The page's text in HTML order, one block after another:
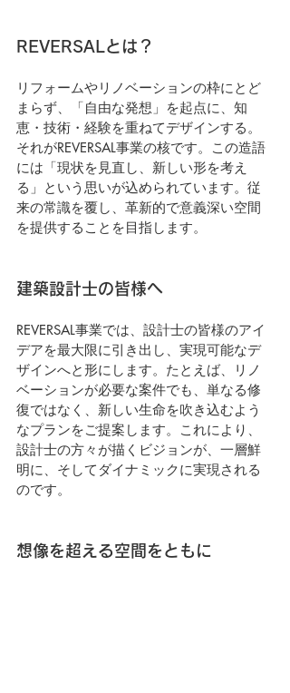
REVERSALとは？
リフォームやリノベーションの枠にとど
まらず、「自由な発想」を起点に、知
恵・技術・経験を重ねてデザインする。
それがREVERSAL事業の核です。この造語
には「現状を見直し、新しい形を考え
る」という思いが込められています。従
来の常識を覆し、革新的で意義深い空間
を提供することを目指します。
建築設計士の皆様へ
REVERSAL事業では、設計士の皆様のアイ
デアを最大限に引き出し、実現可能なデ
ザインへと形にします。たとえば、リノ
ベーションが必要な案件でも、単なる修
復ではなく、新しい生命を吹き込むよう
なプランをご提案します。これにより、
設計士の方々が描くビジョンが、一層鮮
明に、そしてダイナミックに実現される
のです。
想像を超える空間をともに